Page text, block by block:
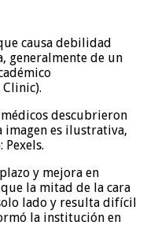
causa debilidad
generalmente de un
descubrieron
imagen es ilustrativa,
Pexels.
y mejora en
la mitad de la cara
lado y resulta difícil
la institución en